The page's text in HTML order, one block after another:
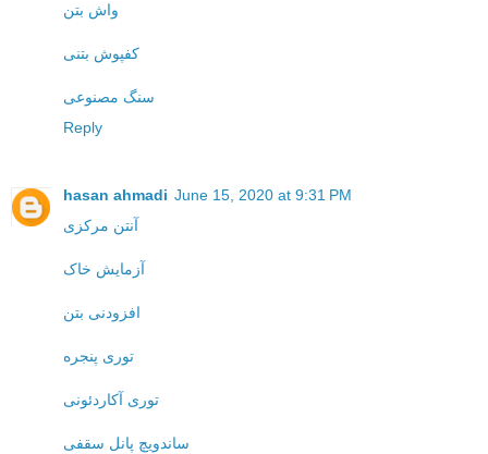
واش بتن
کفپوش بتنی
سنگ مصنوعی
Reply
hasan ahmadi June 15, 2020 at 9:31 PM
آنتن مرکزی
آزمایش خاک
افزودنی بتن
توری پنجره
توری آکاردئونی
ساندویچ پانل سقفی